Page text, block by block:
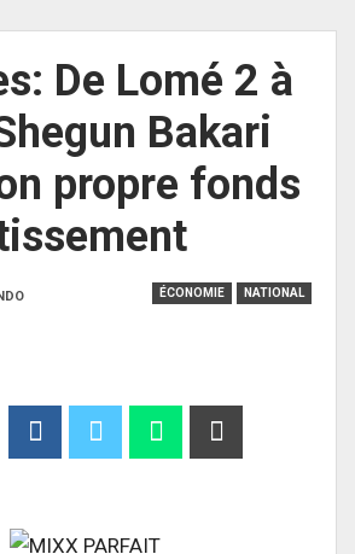
De Lomé 2 à
Bakari
propre fonds
ÉCONOMIE NATIONAL